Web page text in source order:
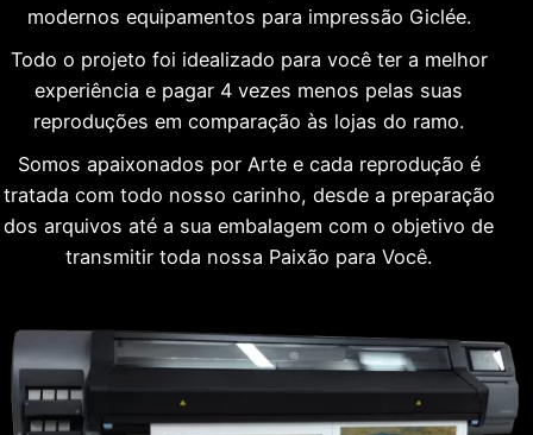
modernos equipamentos para impressão Giclée.
Todo o projeto foi idealizado para você ter a melhor
experiência e pagar 4 vezes menos pelas suas
reproduções em comparação às lojas do ramo.
Somos apaixonados por Arte e cada reprodução é
tratada com todo nosso carinho, desde a preparação
dos arquivos até a sua embalagem com o objetivo de
transmitir toda nossa Paixão para Você.